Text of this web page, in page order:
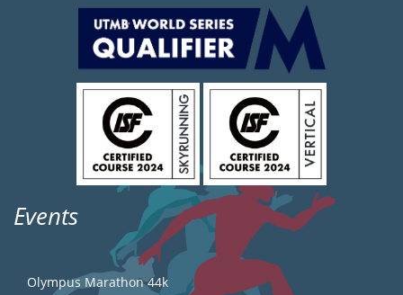
Events
Olympus Marathon 44k